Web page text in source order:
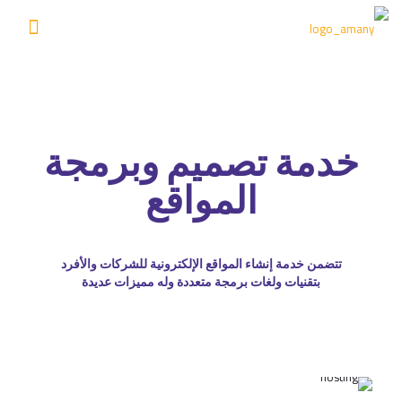
خدمة تصميم وبرمجة
المواقع
تتضمن خدمة إنشاء المواقع الإلكترونية للشركات والأفرد
بتقنيات ولغات برمجة متعددة وله مميزات عديدة